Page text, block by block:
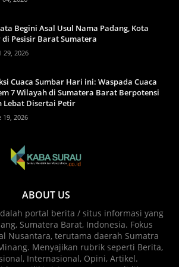
Begini Asal Usul Nama Padang, Kota
di Pesisir Barat Sumatera
29, 2026
Cuaca Sumbar Hari ini: Waspada Cuaca
7 Wilayah di Sumatera Barat Berpotensi
Lebat Disertai Petir
19, 2026
ABOUT US
portal berita / situs informasi yang
Sumatera Barat, Indonesia. Fokus
Nusantara, terutama daerah Sumatra
Menyajikan rubrik seperti Berita,
Internasional, Opini, Artikel.